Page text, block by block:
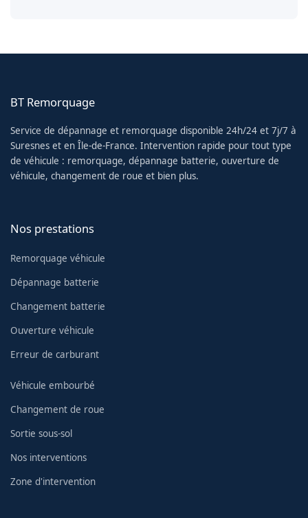
BT Remorquage
Service de dépannage et remorquage disponible 24h/24 et 7j/7 à
Suresnes et en Île-de-France. Intervention rapide pour tout type
de véhicule : remorquage, dépannage batterie, ouverture de
véhicule, changement de roue et bien plus.
Nos prestations
Remorquage véhicule
Dépannage batterie
Changement batterie
Ouverture véhicule
Erreur de carburant
Véhicule embourbé
Changement de roue
Sortie sous-sol
Nos interventions
Zone d'intervention